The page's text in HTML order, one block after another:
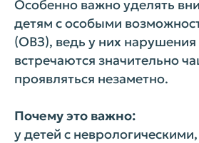
Особенно важно уделять
детям с особыми
(ОВЗ), ведь у них нарушения
встречаются значительно
проявляться незаметно.
Почему это важно:
у детей с